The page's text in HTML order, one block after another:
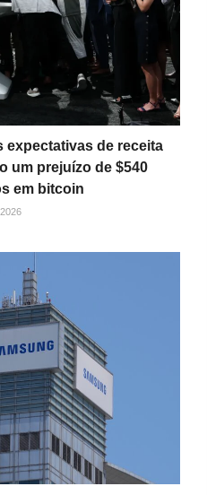
expectativas de receita
um prejuízo de $540
em bitcoin